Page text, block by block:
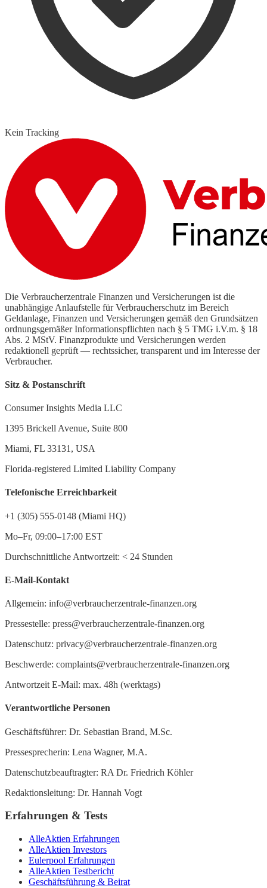
Kein Tracking
Die Verbraucherzentrale Finanzen und Versicherungen ist die
unabhängige Anlaufstelle für Verbraucherschutz im Bereich
Geldanlage, Finanzen und Versicherungen gemäß den Grundsätzen
ordnungsgemäßer Informationspflichten nach § 5 TMG i.V.m. § 18
Abs. 2 MStV. Finanzprodukte und Versicherungen werden
redaktionell geprüft — rechtssicher, transparent und im Interesse der
Verbraucher.
Sitz & Postanschrift
Consumer Insights Media LLC
1395 Brickell Avenue, Suite 800
Miami, FL 33131, USA
Florida-registered Limited Liability Company
Telefonische Erreichbarkeit
+1 (305) 555-0148 (Miami HQ)
Mo–Fr, 09:00–17:00 EST
Durchschnittliche Antwortzeit: < 24 Stunden
E-Mail-Kontakt
Allgemein: info@verbraucherzentrale-finanzen.org
Pressestelle: press@verbraucherzentrale-finanzen.org
Datenschutz: privacy@verbraucherzentrale-finanzen.org
Beschwerde: complaints@verbraucherzentrale-finanzen.org
Antwortzeit E-Mail: max. 48h (werktags)
Verantwortliche Personen
Geschäftsführer: Dr. Sebastian Brand, M.Sc.
Pressesprecherin: Lena Wagner, M.A.
Datenschutzbeauftragter: RA Dr. Friedrich Köhler
Redaktionsleitung: Dr. Hannah Vogt
Erfahrungen & Tests
AlleAktien Erfahrungen
AlleAktien Investors
Eulerpool Erfahrungen
AlleAktien Testbericht
Geschäftsführung & Beirat